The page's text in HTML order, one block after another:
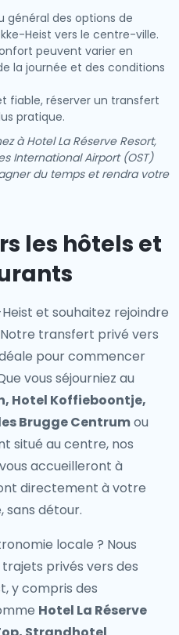
général des options de
Heist vers le centre-ville.
peuvent varier en
la journée et des conditions
fiable, réserver un transfert
pratique.
à Hotel La Réserve Resort,
International Airport (OST)
du temps et rendra votre
les hôtels et
et souhaitez rejoindre
transfert privé vers
pour commencer
vous séjourniez au
Hotel Koffieboontje,
Brugge Centrumou
situé au centre, nos
accueilleront à
directement à votre
détour.
locale ? Nous
trajets privés vers des
, y compris des
Hotel La Réserve